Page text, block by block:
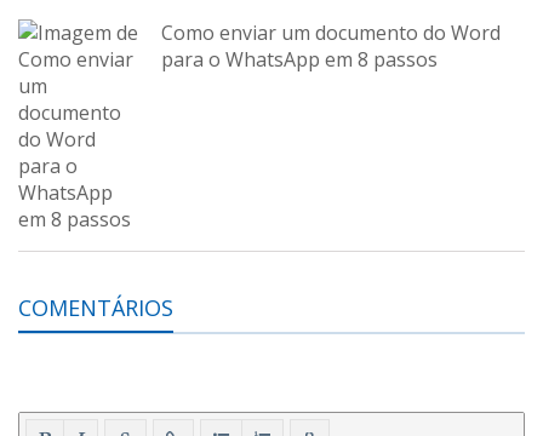
Como enviar um documento do Word
para o WhatsApp em 8 passos
COMENTÁRIOS